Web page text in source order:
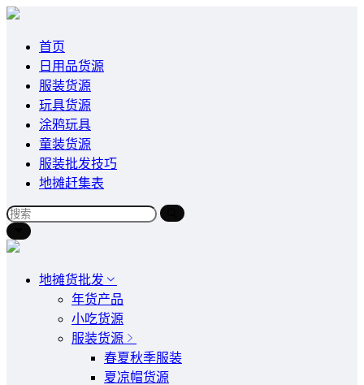
首页
日用品货源
服装货源
玩具货源
涂鸦玩具
童装货源
服装批发技巧
地摊赶集表
地摊货批发
年货产品
小吃货源
服装货源
春夏秋季服装
夏凉帽货源